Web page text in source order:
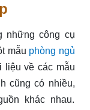
những công cụ
mẫu phòng ngủ
liệu về các mẫu
cũng có nhiều,
khác nhau.